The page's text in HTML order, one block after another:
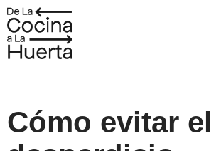
al
contenido
Cómo evitar el